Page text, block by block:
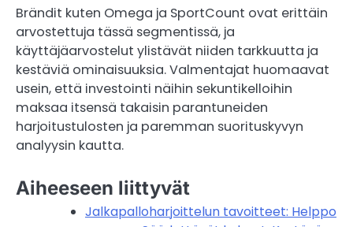
Brändit kuten Omega ja SportCount ovat erittäin
arvostettuja tässä segmentissä, ja
käyttäjäarvostelut ylistävät niiden tarkkuutta ja
kestäviä ominaisuuksia. Valmentajat huomaavat
usein, että investointi näihin sekuntikelloihin
maksaa itsensä takaisin parantuneiden
harjoitustulosten ja paremman suorituskyvyn
analyysin kautta.
Aiheeseen liittyvät
Jalkapalloharjoittelun tavoitteet: Helppo